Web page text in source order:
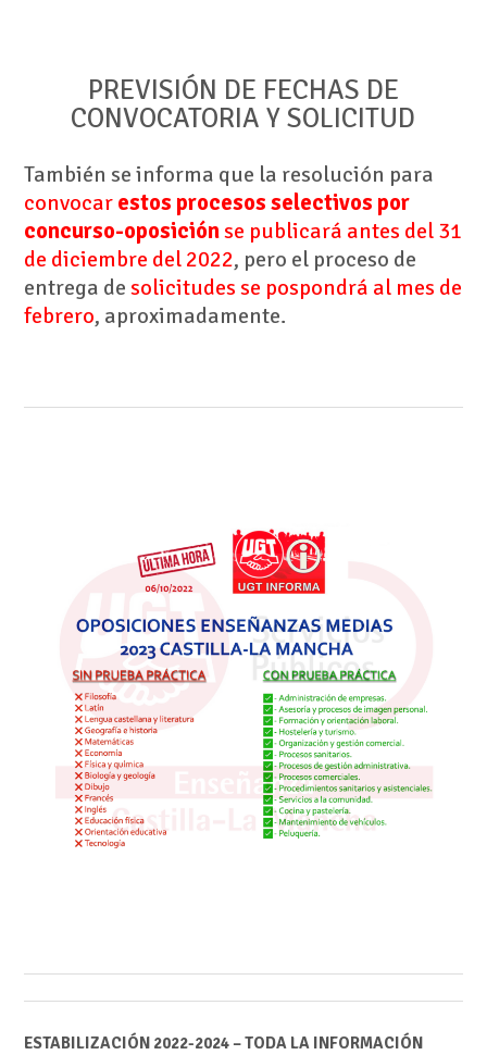
PREVISIÓN DE FECHAS DE
CONVOCATORIA Y SOLICITUD
También se informa que la resolución para
convocar estos procesos selectivos por
concurso-oposiciónse publicará antes del 31
de diciembre del 2022, pero el proceso de
entrega de solicitudes se pospondrá al mes de
febrero, aproximadamente.
ESTABILIZACIÓN 2022-2024 – TODA LA INFORMACIÓN